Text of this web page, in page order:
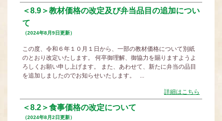
＜8.9＞教材価格の改定及び弁当品目の追加につい
て
（2024年8月9日更新）
この度、令和６年１０月１日から、一部の教材価格について別紙
のとおり改定いたします。 何卒御理解、御協力を賜りますようよ
ろしくお願い申し上げます。 また、あわせて、新たに弁当の品目
を追加しましたのでお知らせいたします。 ...
詳細はこちら
＜8.2＞食事価格の改定について
（2024年8月2日更新）